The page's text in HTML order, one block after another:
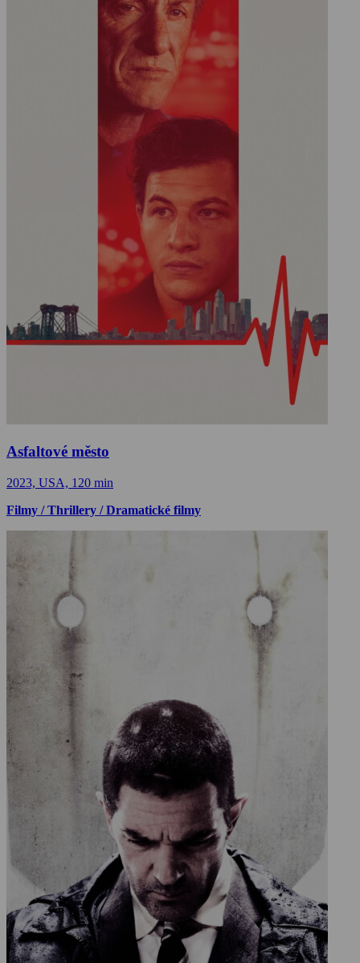
Asfaltové město
2023, USA, 120 min
Filmy / Thrillery / Dramatické filmy